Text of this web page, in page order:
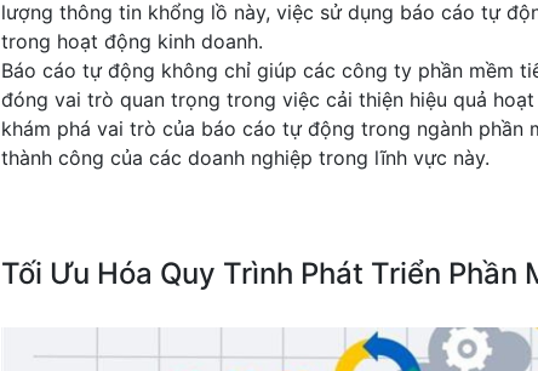
lượng thông tin khổng lồ này, việc sử dụng báo cáo tự
trong hoạt động kinh doanh.
Báo cáo tự động không chỉ giúp các công ty phần mềm
đóng vai trò quan trọng trong việc cải thiện hiệu quả
khám phá vai trò của báo cáo tự động trong ngành phần
thành công của các doanh nghiệp trong lĩnh vực này.
Tối Ưu Hóa Quy Trình Phát Triển Phần